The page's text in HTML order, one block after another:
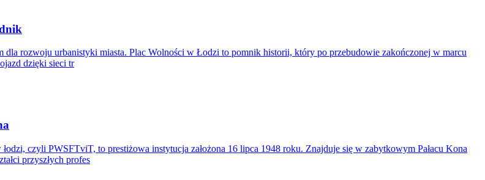
dla rozwoju urbanistyki miasta. Plac Wolności w Łodzi to pomnik historii, który po przebudowie zakończonej w marcu
dzięki sieci tr
czyli PWSFTviT, to prestiżowa instytucja założona 16 lipca 1948 roku. Znajduje się w zabytkowym Pałacu Kona
przyszłych profes